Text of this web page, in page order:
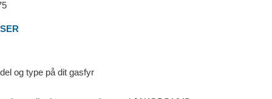
og type på dit gasfyr